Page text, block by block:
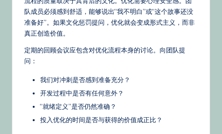
队成员必须感到舒适，能够说出“我不明白”或“这个故事还没
准备好”。如果文化惩罚提问，优化就会变成形式主义，而非
真正创造价值。
定期的回顾会议应包含对优化流程本身的讨论。向团队提
问：
我们对冲刺是否感到准备充分？
开发过程中是否有任何意外？
“就绪定义”是否仍然准确？
投入优化的时间是否与获得的价值成正比？